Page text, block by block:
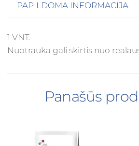
PAPILDOMA INFORMACIJA
1 VNT.
Nuotrauka gali skirtis nuo
Panašūs